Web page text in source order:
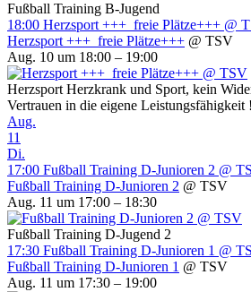
Fußball Training B-Jugend
18:00 Herzsport +++ freie Plätze+++ @
Herzsport +++ freie Plätze+++ @ TSV
Aug. 10 um 18:00 – 19:00
Herzsport Herzkrank und Sport, kein
Vertrauen in die eigene Leistungsfähigkeit
Aug.
11
Di.
17:00 Fußball Training D-Junioren 2 @
Fußball Training D-Junioren 2 @ TSV
Aug. 11 um 17:00 – 18:30
Fußball Training D-Jugend 2
17:30 Fußball Training D-Junioren 1 @
Fußball Training D-Junioren 1 @ TSV
Aug. 11 um 17:30 – 19:00